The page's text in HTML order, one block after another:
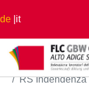
de it
Startseite
RS